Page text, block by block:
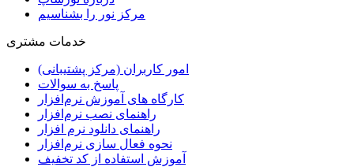
مرکز نور را بشناسیم
خدمات مشتری
امور کاربران (مرکز پشتیبانی)
پاسخ به سوالات
کارگاه های آموزش نرم‌افزار
راهنمای نصب نرم‌افزار
راهنمای دانلود نرم افزار
نحوه فعال سازی نرم‌افزار
آموزش استفاده از کد تخفیف